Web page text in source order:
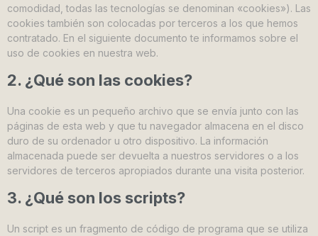
comodidad, todas las tecnologías se denominan «cookies»). Las
cookies también son colocadas por terceros a los que hemos
contratado. En el siguiente documento te informamos sobre el
uso de cookies en nuestra web.
2. ¿Qué son las cookies?
Una cookie es un pequeño archivo que se envía junto con las
páginas de esta web y que tu navegador almacena en el disco
duro de su ordenador u otro dispositivo. La información
almacenada puede ser devuelta a nuestros servidores o a los
servidores de terceros apropiados durante una visita posterior.
3. ¿Qué son los scripts?
Un script es un fragmento de código de programa que se utiliza